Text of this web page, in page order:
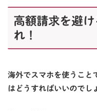
高額請求を避
れ！
海外でスマホを使うこと
はどうすればいいのでし